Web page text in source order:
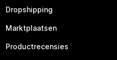
Dropshipping
Marktplaatsen
Productrecensies